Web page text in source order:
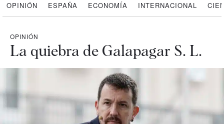
OPINIÓN ESPAÑA ECONOMÍA INTERNACIONAL
OPINIÓN
La quiebra de Galapagar S. L.